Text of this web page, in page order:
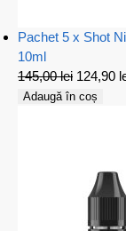
Pachet 5 x Shot
10ml
145,00lei 124,90
Adaugă în coș